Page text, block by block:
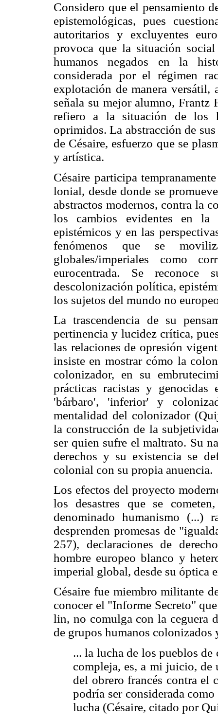
Considero que el pensamiento
epistemológicas, pues
autoritarios y excluyentes
provoca que la situación
humanos negados en la
considerada por el régimen
explotación de manera
señala su mejor alumno,
refiero a la situación de los
oprimidos. La abstracción de
de Césaire, esfuerzo que se
y artística.
Césaire participa
lonial, desde donde se
abstractos modernos, contra la
los cambios evidentes en
epistémicos y en las
fenómenos que se
globales/imperiales como
eurocentrada. Se
descolonización política,
los sujetos del mundo no
La trascendencia de su
pertinencia y lucidez crítica,
las relaciones de opresión
insiste en mostrar cómo la
colonizador, en su
prácticas racistas y
'bárbaro', 'inferior' y
mentalidad del colonizador
la construcción de la
ser quien sufre el maltrato. Su
derechos y su existencia se
colonial con su propia anuencia.
Los efectos del proyecto
los desastres que se
denominado humanismo (...)
desprenden promesas de
257), declaraciones de
hombre europeo blanco y
imperial global, desde su óptica
Césaire fue miembro militante
conocer el "Informe Secreto"
lin, no comulga con la ceguera
de grupos humanos
... la lucha de los pueblos
compleja, es, a mi juicio, de
del obrero francés contra el
podría ser considerada
lucha (Césaire, citado por